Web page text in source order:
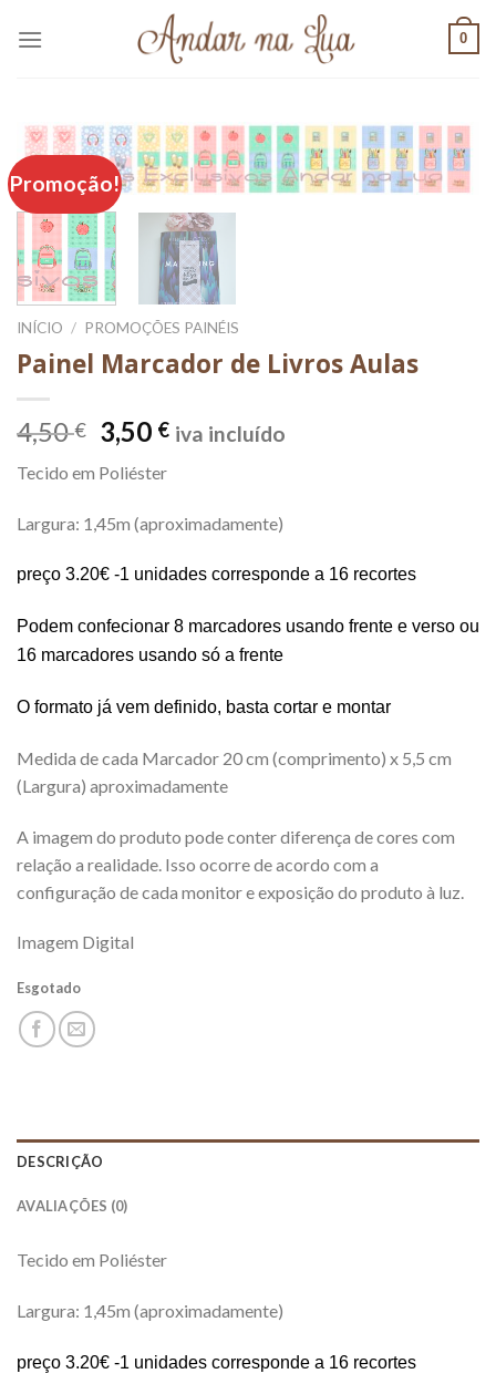
0
Promoção!
INÍCIO / PROMOÇÕES PAINÉIS
Painel Marcador de Livros Aulas
4,50€ O
preço
original
era:
4,50 €.
3,50 €O
é:
3,50 €.
iva incluído
Tecido em Poliéster
Largura: 1,45m (aproximadamente)
preço 3.20€ -1 unidades corresponde a 16 recortes
Podem confecionar 8 marcadores usando frente e verso ou
16 marcadores usando só a frente
O formato já vem definido, basta cortar e montar
Medida de cada Marcador 20 cm (comprimento) x 5,5 cm
(Largura) aproximadamente
A imagem do produto pode conter diferença de cores com
relação a realidade. Isso ocorre de acordo com a
configuração de cada monitor e exposição do produto à luz.
Imagem Digital
Esgotado
DESCRIÇÃO
AVALIAÇÕES (0)
Tecido em Poliéster
Largura: 1,45m (aproximadamente)
preço 3.20€ -1 unidades corresponde a 16 recortes